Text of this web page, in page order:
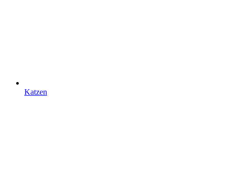
Katzen